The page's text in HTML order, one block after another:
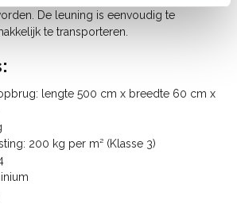
De leuning is eenvoudig te
te transporteren.
lengte 500 cm x breedte 60 cm x
200 kg per m² (Klasse 3)